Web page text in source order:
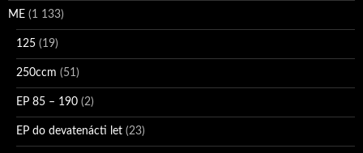
ME (1 133)
125 (19)
250ccm (51)
EP 85 – 190 (2)
EP do devatenácti let (23)